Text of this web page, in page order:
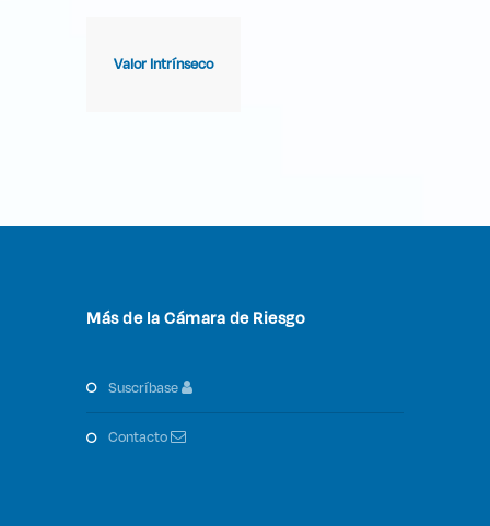
Valor Intrínseco
Más de la Cámara de Riesgo
suscríbase
contacto